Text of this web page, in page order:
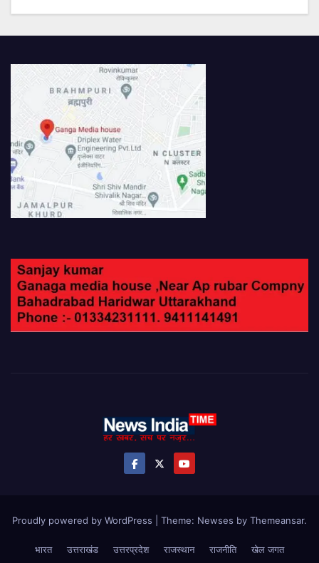
Proudly powered by WordPress Theme: Newses by Themeansar.
भारत उत्तराखंड उत्तरप्रदेश राजस्थान राजनीति खेल जगत